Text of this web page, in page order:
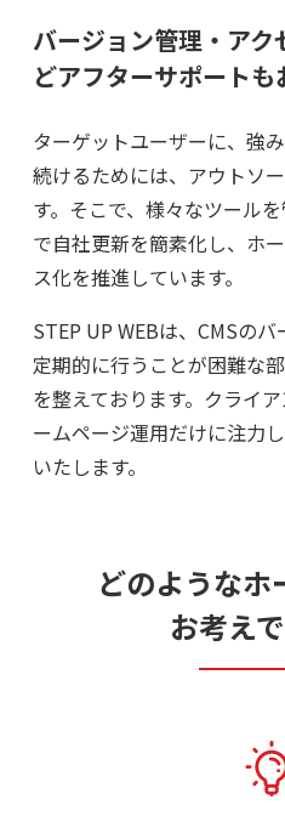
バージョン管理・ア
どアフターサポートも
ターゲットユーザーに、強
続けるためには、アウトソ
す。そこで、様々なツール
で自社更新を簡素化し、ホ
ス化を推進しています。
STEP UP WEBは、CMSの
定期的に行うことが困難な
を整えております。クライ
ームページ運用だけに注力
いたします。
どのようなホ
お考え